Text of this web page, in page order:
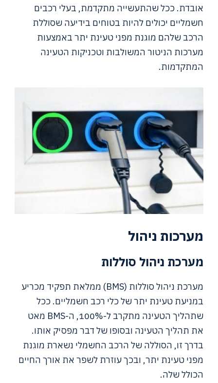
אובדת. ככל שהתעשייה מתקדמת, בעלי רכבים
חשמליים יכולים להיות בטוחים בידיעה שסוללת
הרכב שלהם מוגנת מפני טעינת יתר באמצעות
מערכות הניטור המשולבות וטכניקות הטעינה
המתקדמות.
מערכות ניהול
מערכת ניהול סוללות
מערכת ניהול סוללות (BMS) ממלאת תפקיד מכריע
במניעת טעינת יתר של כלי רכב חשמליים. ככל
שתהליך הטעינה מתקרב ל-100%, ה-BMS מאט
את תהליך הטעינה ובסופו של דבר מפסיק אותו.
בדרך זו, הסוללה של הרכב החשמלי נשארת מוגנת
מפני טעינת יתר, ובכך עוזרת לשפר את אורך החיים
הכולל שלה.